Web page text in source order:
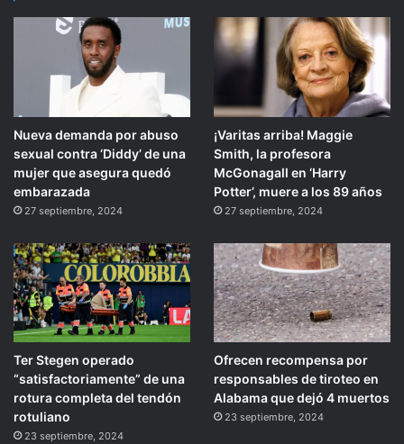
Nueva demanda por abuso
sexual contra ‘Diddy’ de una
mujer que asegura quedó
embarazada
27 septiembre, 2024
¡Varitas arriba! Maggie
Smith, la profesora
McGonagall en ‘Harry
Potter’, muere a los 89 años
27 septiembre, 2024
Ter Stegen operado
“satisfactoriamente” de una
rotura completa del tendón
rotuliano
23 septiembre, 2024
Ofrecen recompensa por
responsables de tiroteo en
Alabama que dejó 4 muertos
23 septiembre, 2024